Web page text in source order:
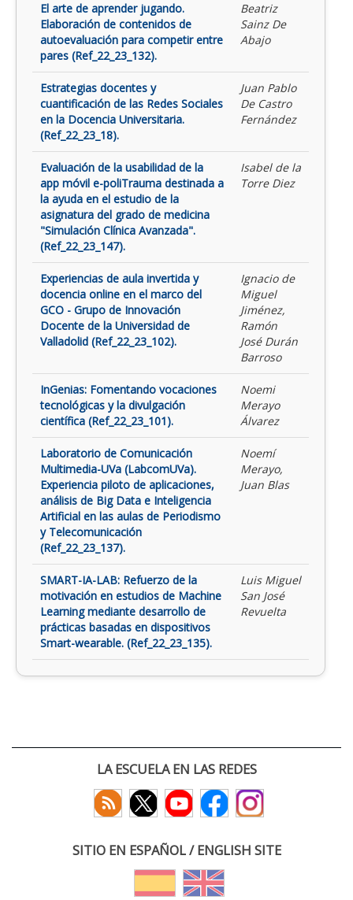
El arte de aprender jugando.
Elaboración de contenidos de
autoevaluación para competir entre
pares (Ref_22_23_132).
Beatriz
Sainz De
Abajo
Estrategias docentes y
cuantificación de las Redes Sociales
en la Docencia Universitaria.
(Ref_22_23_18).
Juan Pablo
De Castro
Fernández
Evaluación de la usabilidad de la
app móvil e-poliTrauma destinada a
la ayuda en el estudio de la
asignatura del grado de medicina
"Simulación Clínica Avanzada".
(Ref_22_23_147).
Isabel de la
Torre Diez
Experiencias de aula invertida y
docencia online en el marco del
GCO - Grupo de Innovación
Docente de la Universidad de
Valladolid (Ref_22_23_102).
Ignacio de
Miguel
Jiménez,
Ramón
José Durán
Barroso
InGenias: Fomentando vocaciones
tecnológicas y la divulgación
científica (Ref_22_23_101).
Noemi
Merayo
Álvarez
Laboratorio de Comunicación
Multimedia-UVa (LabcomUVa).
Experiencia piloto de aplicaciones,
análisis de Big Data e Inteligencia
Artificial en las aulas de Periodismo
y Telecomunicación
(Ref_22_23_137).
Noemí
Merayo,
Juan Blas
SMART-IA-LAB: Refuerzo de la
motivación en estudios de Machine
Learning mediante desarrollo de
prácticas basadas en dispositivos
Smart-wearable. (Ref_22_23_135).
Luis Miguel
San José
Revuelta
LA ESCUELA EN LAS REDES
SITIO EN ESPAÑOL / ENGLISH SITE